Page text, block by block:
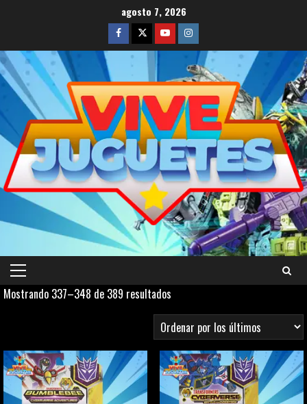
agosto 7, 2026
Facebook
TwitterYoutubeInstagram
Menú
principal
Mostrando 337–348 de 389 resultados
por
los
últimos